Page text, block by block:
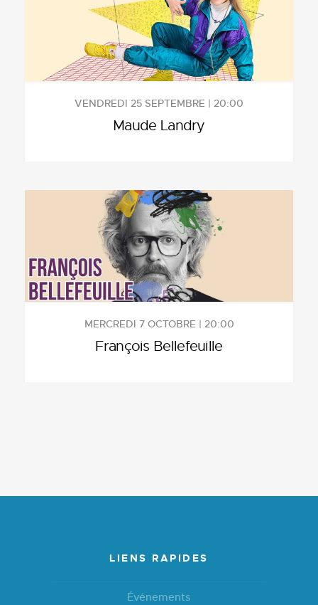
VENDREDI 25 SEPTEMBRE | 20:00
Maude Landry
MERCREDI 7 OCTOBRE | 20:00
François Bellefeuille
LIENS RAPIDES
Événements